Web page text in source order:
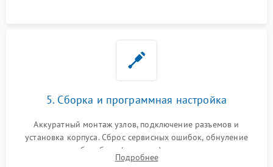
5. Сборка и программная настройка
Аккуратный монтаж узлов, подключение разъемов и
установка корпуса. Сброс сервисных ошибок, обнуление
счетчиков абсорбера (памперса) или узла переноса,
обновление прошивки и программная калибровка аппарата.
Подробнее